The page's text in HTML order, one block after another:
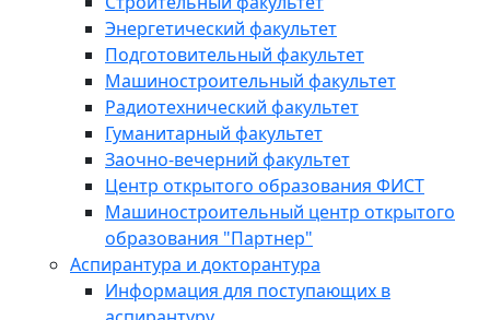
Энергетический факультет
Подготовительный факультет
Машиностроительный факультет
Радиотехнический факультет
Гуманитарный факультет
Заочно-вечерний факультет
Центр открытого образования ФИСТ
Машиностроительный центр открытого
образования "Партнер"
Аспирантура и докторантура
Информация для поступающих в